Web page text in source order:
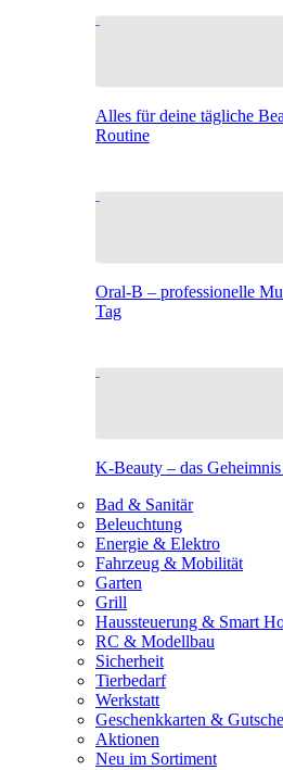
Alles für deine tägliche
Routine
Oral-B – professionelle
Tag
K-Beauty – das
Bad & Sanitär
Beleuchtung
Energie & Elektro
Fahrzeug & Mobilität
Garten
Grill
Haussteuerung & Smart
RC & Modellbau
Sicherheit
Tierbedarf
Werkstatt
Geschenkkarten &
Aktionen
Neu im Sortiment